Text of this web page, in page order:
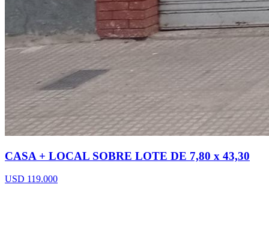
CASA + LOCAL SOBRE LOTE DE 7,80 x 43,30
USD 119.000